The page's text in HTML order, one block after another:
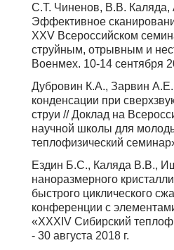
С.Т. Чиненов, В.В.
Эффективное
XXV Всероссийском
струйным, отрывным и
Военмех. 10-14 сентября
Дубровин К.А., Зарвин
конденсации при
струи // Доклад на
научной школы для
теплофизический
Ездин Б.С., Каляда В.В.,
наноразмерного
быстрого циклического
конференции с
«XXXIV Сибирский
- 30 августа 2018 г.